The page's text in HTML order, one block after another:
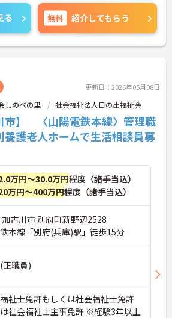
る 無料 紹介してもらう
更新日：2026年05月08日
しのべの里 社会福祉法人日の出福祉会
市】 〈山陽電鉄本線〉管理職
養護老人ホームで生活相談員募
万円～30.0万円程度（諸手当込）
万円～400万円程度（諸手当込）
古川市 別府町新野辺2528
本線「別府(兵庫)駅」徒歩15分
正職員)
祉士免許もしくは社会福祉士免許
社会福祉士主事免許 ※経験3年以上